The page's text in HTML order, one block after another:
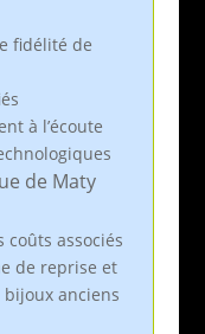
fidélité de
à l’écoute
de Maty
coûts associés
de reprise et
bijoux anciens